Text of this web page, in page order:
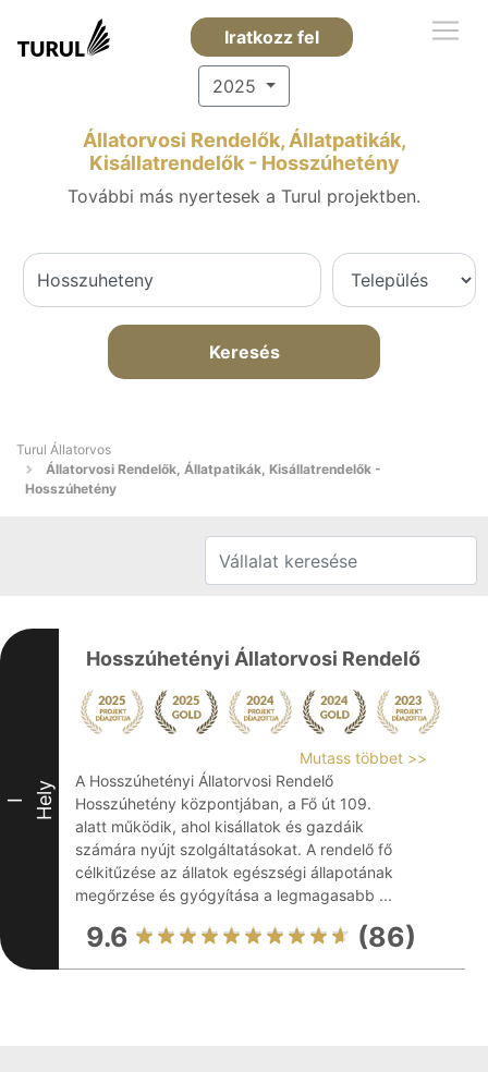
Iratkozz fel
2025
Állatorvosi Rendelők, Állatpatikák,
Kisállatrendelők - Hosszúhetény
További más nyertesek a Turul projektben.
Keresés
Turul Állatorvos
Állatorvosi Rendelők, Állatpatikák, Kisállatrendelők -
Hosszúhetény
I Hely
Hosszúhetényi Állatorvosi Rendelő
Mutass többet >>
A Hosszúhetényi Állatorvosi Rendelő
Hosszúhetény központjában, a Fő út 109.
alatt működik, ahol kisállatok és gazdáik
számára nyújt szolgáltatásokat. A rendelő fő
célkitűzése az állatok egészségi állapotának
megőrzése és gyógyítása a legmagasabb ...
9.6 (86)